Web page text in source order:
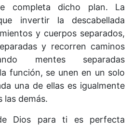
completa dicho plan. La
invertir la descabellada
y cuerpos separados,
y recorren caminos
mentes separadas
función, se unen en un solo
una de ellas es igualmente
las demás.
Dios para ti es perfecta